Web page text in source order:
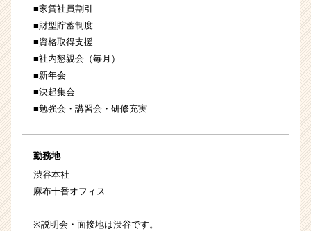
■家賃社員割引
■財型貯蓄制度
■資格取得支援
■社内懇親会（毎月）
■新年会
■決起集会
■勉強会・講習会・研修充実
勤務地
渋谷本社
麻布十番オフィス
※説明会・面接地は渋谷です。